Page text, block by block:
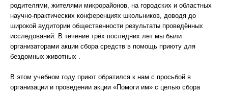
родителями, жителями микрорайонов, на городских и областных
научно-практических конференциях школьников, доводя до
широкой аудитории общественности результаты проведённых
исследований. В течение трёх последних лет мы были
организаторами акции сбора средств в помощь приюту для
бездомных животных .
В этом учебном году приют обратился к нам с просьбой в
организации и проведении акции «Помоги им» с целью сбора